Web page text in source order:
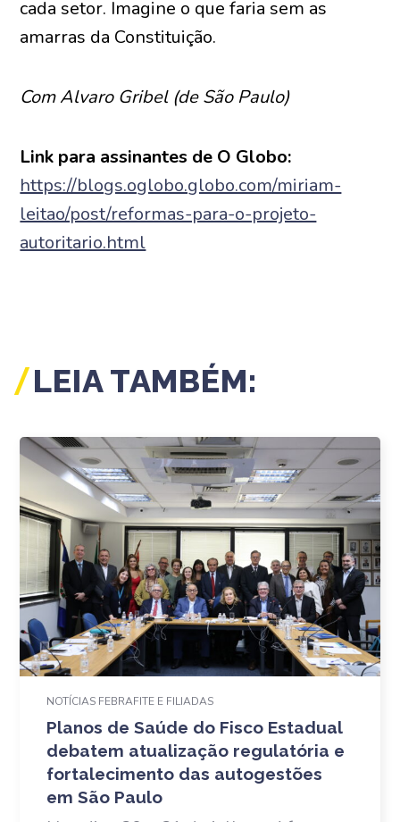
cada setor. Imagine o que faria sem as
amarras da Constituição.
Com Alvaro Gribel (de São Paulo)
Link para assinantes de O Globo:
https://blogs.oglobo.globo.com/miriam-
leitao/post/reformas-para-o-projeto-
autoritario.html
LEIA TAMBÉM:
NOTÍCIAS FEBRAFITE E FILIADAS
Planos de Saúde do Fisco Estadual
debatem atualização regulatória e
fortalecimento das autogestões
em São Paulo